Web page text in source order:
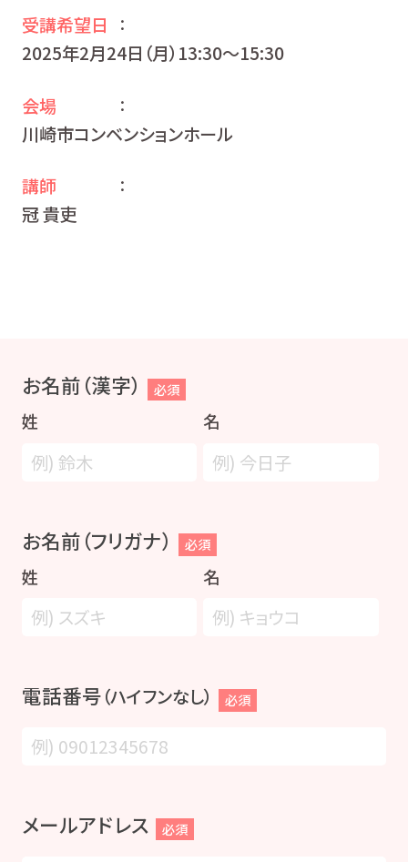
受講希望日 ：
2025年2月24日（月）13:30〜15:30
会場 ：
川崎市コンベンションホール
講師 ：
冠 貴吏
お名前（漢字） 必須
姓 名
お名前（フリガナ） 必須
姓 名
電話番号（ハイフンなし） 必須
メールアドレス 必須